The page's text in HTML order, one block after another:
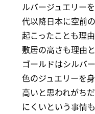
ルバージュエリー
代以降日本に空前
起こったことも理
敷居の高さも理由
ゴールドはシルバ
色のジュエリーを
高いと思われがち
にくいという事情も